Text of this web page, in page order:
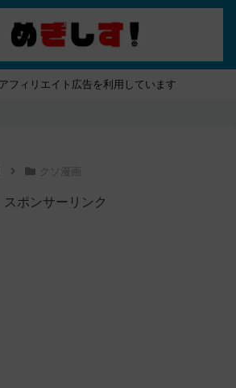
フィリエイト広告を利用しています
クソ漫画
スポンサーリンク